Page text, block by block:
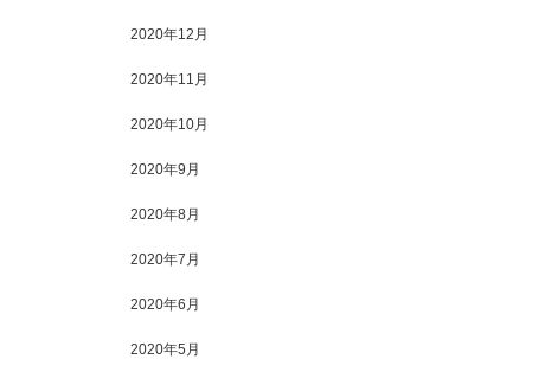
2020年12月
2020年11月
2020年10月
2020年9月
2020年8月
2020年7月
2020年6月
2020年5月